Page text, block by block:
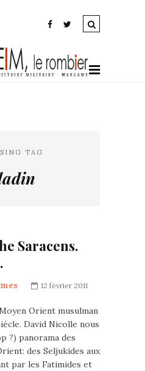
TAG
Saracens.
12 février 2011
Orient musulman
David Nicolle nous
?) panorama des
des Seljukides aux
par les Fatimides et